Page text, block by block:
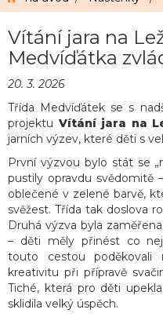
Vítání jara na
Medvíďátka
20. 3. 2026
Třída Medvíďátek se s
projektu Vítání jara na
jarních výzev, které děti s
První výzvou bylo stát se
pustily opravdu svědomitě
oblečené v zelené barvě,
svěžest. Třída tak doslova
Druhá výzva byla
– děti měly přinést co
touto cestou poděkovali
kreativitu při přípravě
Tiché, která pro děti
sklidila velký úspěch.